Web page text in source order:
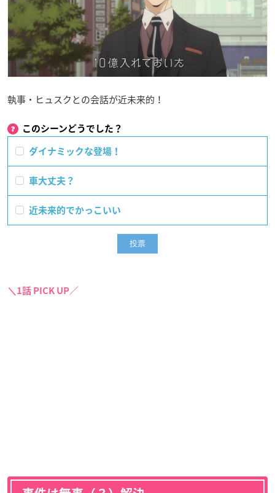
執事・ヒュスクとの会話が近未来的！
このシーンどうでした？
ダイナミックな登場！
車大丈夫？
近未来的でかっこいい
＼1話 PICK UP／